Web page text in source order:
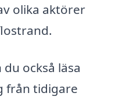
olika aktörer
också läsa
från tidigare